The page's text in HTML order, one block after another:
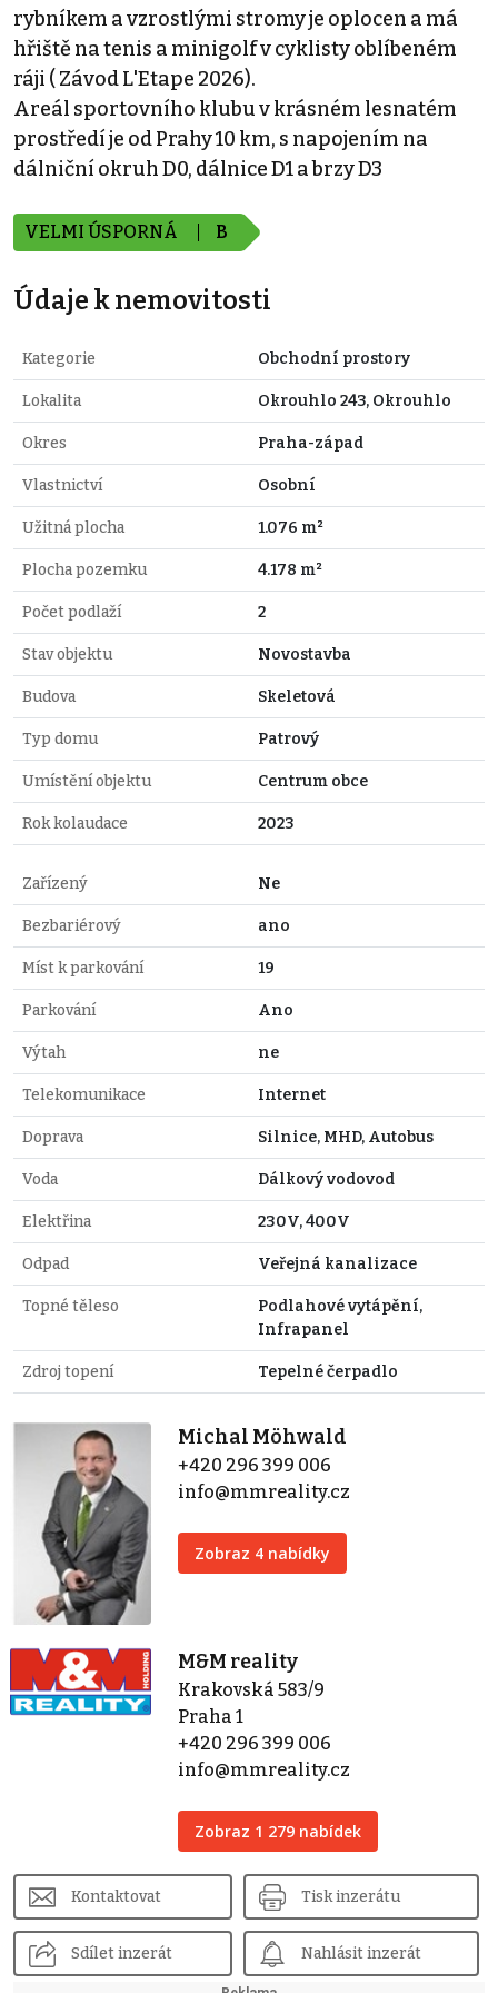
rybníkem a vzrostlými stromy je oplocen a má
hřiště na tenis a minigolf v cyklisty oblíbeném
ráji ( Závod L'Etape 2026).
Areál sportovního klubu v krásném lesnatém
prostředí je od Prahy 10 km, s napojením na
dálniční okruh D0, dálnice D1 a brzy D3
VELMI ÚSPORNÁ B
Údaje k nemovitosti
Kategorie Obchodní prostory
Lokalita Okrouhlo 243, Okrouhlo
Okres Praha-západ
Vlastnictví Osobní
Užitná plocha 1.076 m²
Plocha pozemku 4.178 m²
Počet podlaží 2
Stav objektu Novostavba
Budova Skeletová
Typ domu Patrový
Umístění objektu Centrum obce
Rok kolaudace 2023
Zařízený Ne
Bezbariérový ano
Míst k parkování 19
Parkování Ano
Výtah ne
Telekomunikace Internet
Doprava Silnice, MHD, Autobus
Voda Dálkový vodovod
Elektřina 230V, 400V
Odpad Veřejná kanalizace
Topné těleso
Podlahové vytápění,
Infrapanel
Zdroj topení Tepelné čerpadlo
Michal Möhwald
+420 296 399 006
info@mmreality.cz
Zobraz 4 nabídky
M&M reality
Krakovská 583/9
Praha 1
+420 296 399 006
info@mmreality.cz
Zobraz 1 279 nabídek
Kontaktovat Tisk inzerátu
Sdílet inzerát Nahlásit inzerát